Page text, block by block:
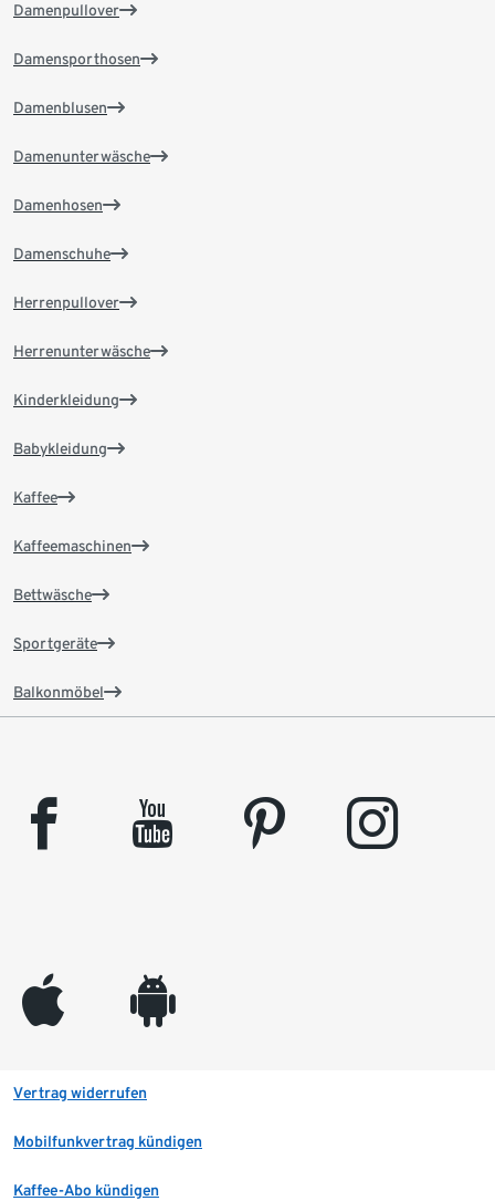
Damenpullover
Damensporthosen
Damenblusen
Damenunterwäsche
Damenhosen
Damenschuhe
Herrenpullover
Herrenunterwäsche
Kinderkleidung
Babykleidung
Kaffee
Kaffeemaschinen
Bettwäsche
Sportgeräte
Balkonmöbel
facebook youtube pinterest instagram
appleinc android
Vertrag widerrufen
Mobilfunkvertrag kündigen
Kaffee-Abo kündigen